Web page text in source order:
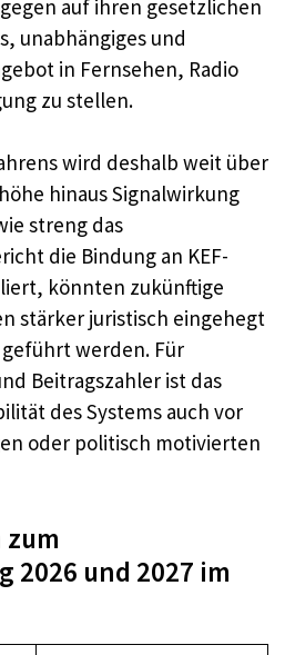
auf ihren gesetzlichen
unabhängiges und
in Fernsehen, Radio
zu stellen.
wird deshalb weit über
hinaus Signalwirkung
streng das
die Bindung an KEF-
könnten zukünftige
stärker juristisch eingehegt
werden. Für
Beitragszahler ist das
des Systems auch vor
oder politisch motivierten
2026 und 2027 im